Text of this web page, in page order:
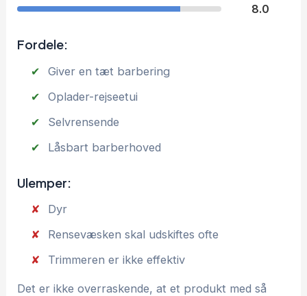
8.0
Fordele:
Giver en tæt barbering
Oplader-rejseetui
Selvrensende
Låsbart barberhoved
Ulemper:
Dyr
Rensevæsken skal udskiftes ofte
Trimmeren er ikke effektiv
Det er ikke overraskende, at et produkt med så